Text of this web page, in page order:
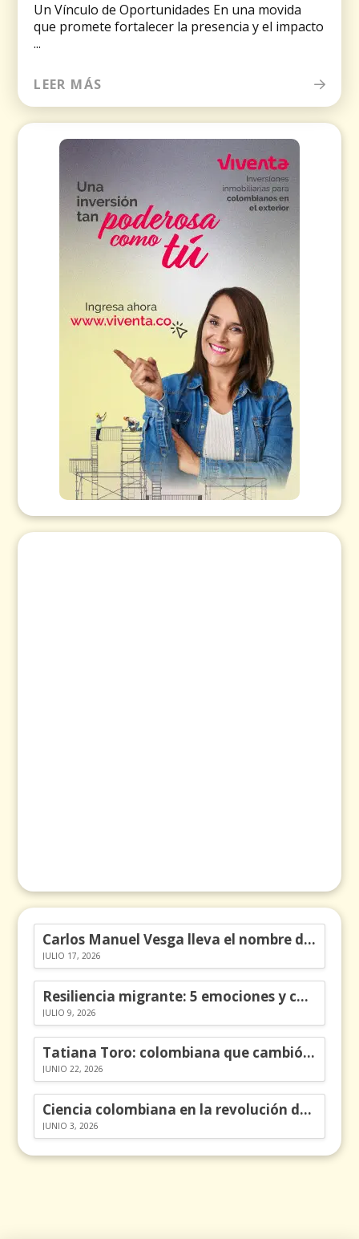
Un Vínculo de Oportunidades En una movida
que promete fortalecer la presencia y el impacto
...
LEER MÁS
Carlos Manuel Vesga lleva el nombre de Colombia a los Emmy
JULIO 17, 2026
Resiliencia migrante: 5 emociones y cómo gestionarlas
JULIO 9, 2026
Tatiana Toro: colombiana que cambió la historia de las matemáticas
JUNIO 22, 2026
Ciencia colombiana en la revolución de los órganos en chips
JUNIO 3, 2026